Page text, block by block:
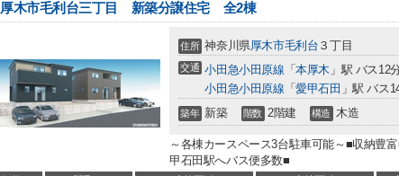
厚木市毛利台三丁目 新築分譲住宅 全2棟
住所 神奈川県厚木市毛利台 ３丁目
交通 小田急小田原線 「本厚木 」駅 バス12
小田急小田原線 「愛甲石田 」駅 バス
築年 新築 階数 2階建 構造 木造
～各棟カースペース3台駐車可能～■収納豊
甲石田駅へバス便多数■